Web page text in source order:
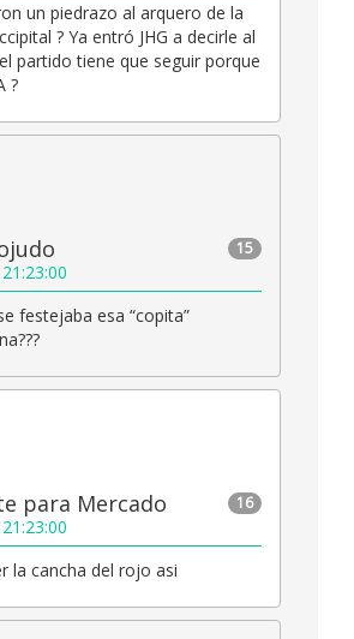
un piedrazo al arquero de la
? Ya entró JHG a decirle al
partido tiene que seguir porque
?
15
festejaba esa “copita”
16
para Mercado
la cancha del rojo asi